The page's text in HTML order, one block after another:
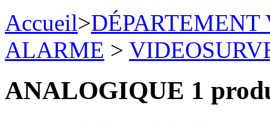
Accueil>
ALARME >
ANALOGIQUE 1